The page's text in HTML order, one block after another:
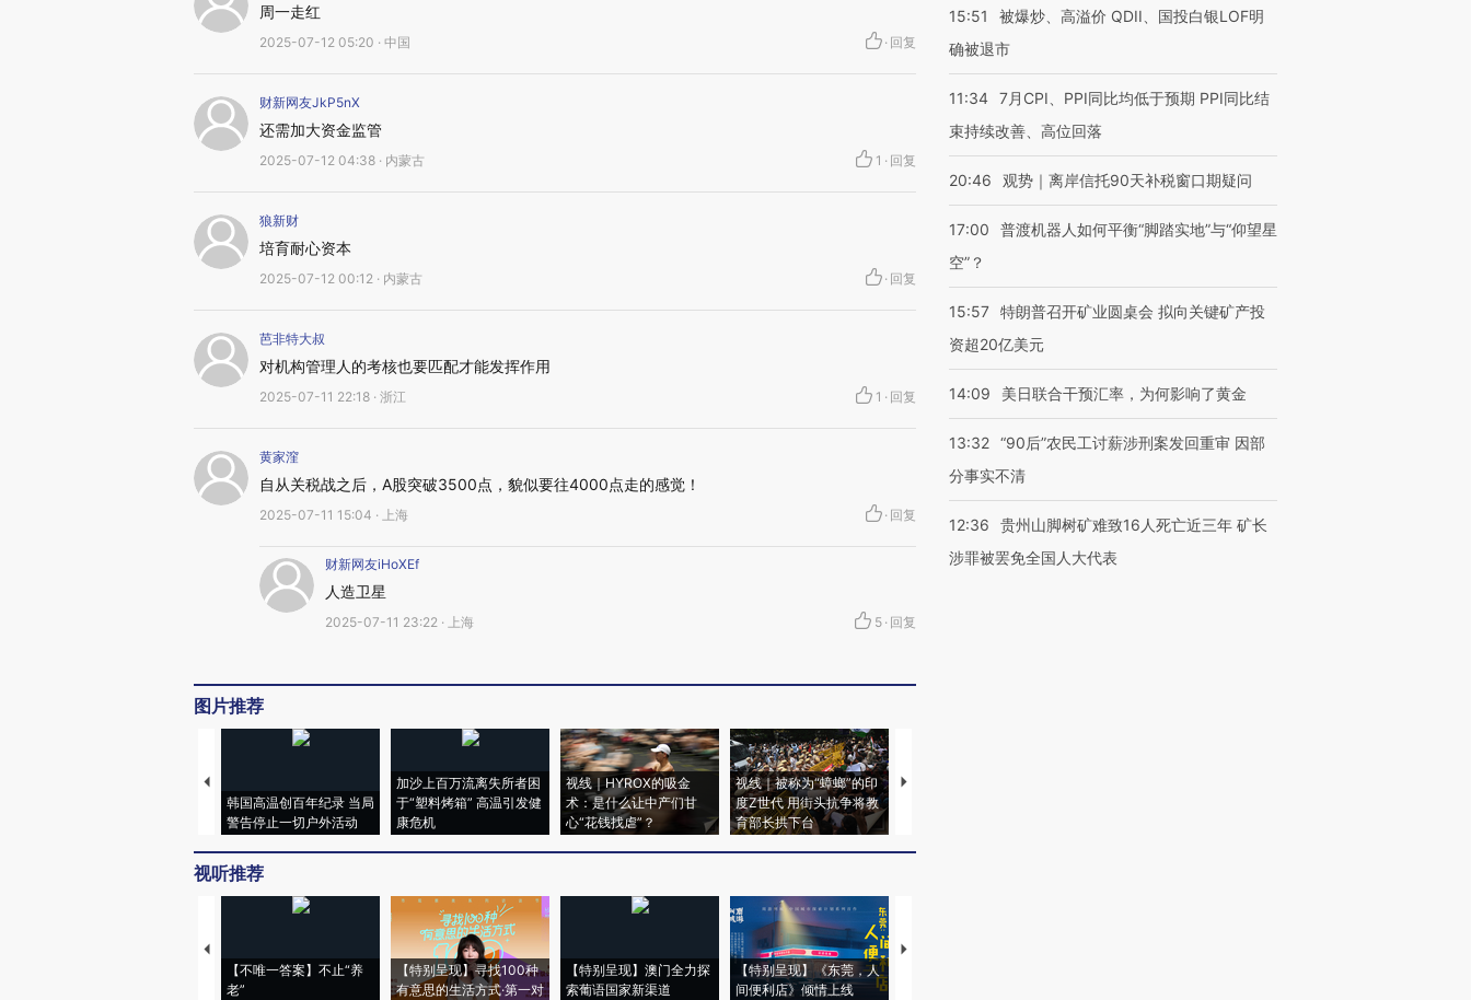
周一走红
2025-07-12 05:20 · 中国 · 回复
财新网友JkP5nX
还需加大资金监管
2025-07-12 04:38 · 内蒙古 1 · 回复
狼新财
培育耐心资本
2025-07-12 00:12 · 内蒙古 · 回复
芭非特大叔
对机构管理人的考核也要匹配才能发挥作用
2025-07-11 22:18 · 浙江 1 · 回复
黄家漥
自从关税战之后，A股突破3500点，貌似要往4000点走的感觉！
2025-07-11 15:04 · 上海 · 回复
财新网友iHoXEf
人造卫星
2025-07-11 23:22 · 上海 5 · 回复
图片推荐
韩国高温创百年纪录 当局
警告停止一切户外活动
加沙上百万流离失所者困
于“塑料烤箱” 高温引发健
康危机
视线｜HYROX的吸金
术：是什么让中产们甘
心“花钱找虐”？
视线｜被称为“蟑螂”的印
度Z世代 用街头抗争将教
育部长拱下台
视线｜“入侵”还是“人道危
视听推荐
【不唯一答案】不止“养
老”
【特别呈现】寻找100种
有意思的生活方式·第一对
【特别呈现】澳门全力探
索葡语国家新渠道
【特别呈现】《东莞，人
间便利店》倾情上线
【推广】走进第四届链博
15:51
被爆炒、高溢价 QDII、国投白银LOF明
确被退市
11:34 7月CPI、PPI同比均低于预期 PPI同比结
束持续改善、高位回落
20:46 观势｜离岸信托90天补税窗口期疑问
17:00
普渡机器人如何平衡“脚踏实地”与“仰望星
空”？
15:57 特朗普召开矿业圆桌会 拟向关键矿产投
资超20亿美元
14:09 美日联合干预汇率，为何影响了黄金
13:32 “90后”农民工讨薪涉刑案发回重审 因部
分事实不清
12:36
贵州山脚树矿难致16人死亡近三年 矿长
涉罪被罢免全国人大代表